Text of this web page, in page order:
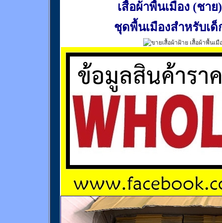
เสื้อผ้าพื้นเมือง (ชาย)
ชุดพื้นเมืองสำหรับเด็